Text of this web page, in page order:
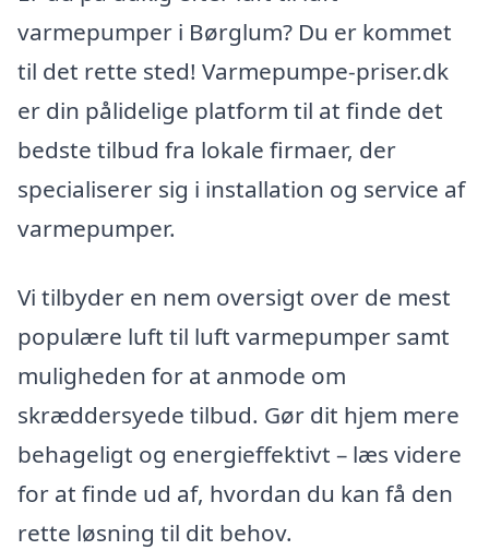
varmepumper i Børglum? Du er kommet
til det rette sted! Varmepumpe-priser.dk
er din pålidelige platform til at finde det
bedste tilbud fra lokale firmaer, der
specialiserer sig i installation og service af
varmepumper.
Vi tilbyder en nem oversigt over de mest
populære luft til luft varmepumper samt
muligheden for at anmode om
skræddersyede tilbud. Gør dit hjem mere
behageligt og energieffektivt – læs videre
for at finde ud af, hvordan du kan få den
rette løsning til dit behov.